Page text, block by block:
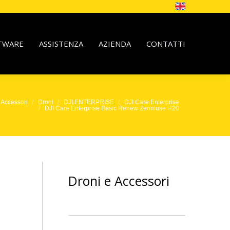
ASSISTENZA AZIENDA CONTATTI
Droni DJI ENTERPRISE
DJI Care Enterprise
DJI Care Enterprise Basic Renew Zenmuse H20
Droni e Accessori